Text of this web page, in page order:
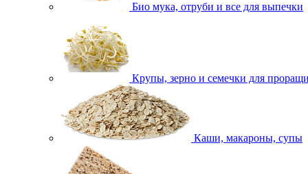
Био мука, отруби и все для выпечки
Крупы, зерно и семечки для
Каши, макароны, супы